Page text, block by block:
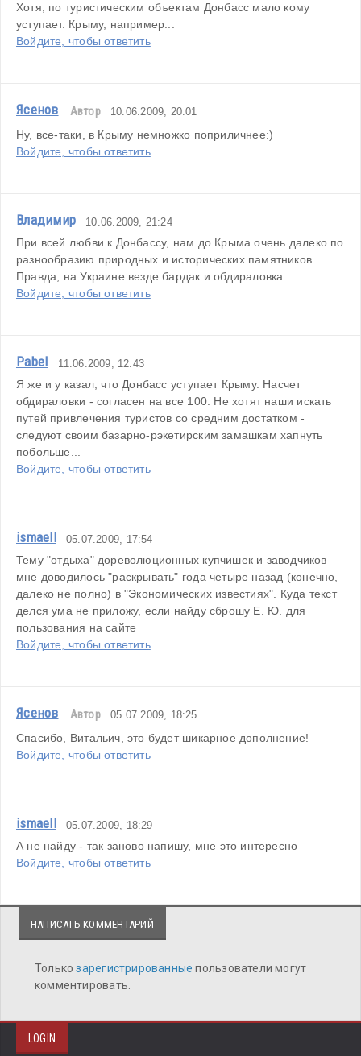
Хотя, по туристическим объектам Донбасс мало кому
уступает. Крыму, например...
Войдите, чтобы ответить
Ясенов Автор 10.06.2009, 20:01
Ну, все-таки, в Крыму немножко поприличнее:)
Войдите, чтобы ответить
Владимир 10.06.2009, 21:24
При всей любви к Донбассу, нам до Крыма очень далеко по
разнообразию природных и исторических памятников.
Правда, на Украине везде бардак и обдираловка ...
Войдите, чтобы ответить
Pabel 11.06.2009, 12:43
Я же и у казал, что Донбасс уступает Крыму. Насчет
обдираловки - согласен на все 100. Не хотят наши искать
путей привлечения туристов со средним достатком -
следуют своим базарно-рэкетирским замашкам хапнуть
побольше...
Войдите, чтобы ответить
ismaell 05.07.2009, 17:54
Тему "отдыха" дореволюционных купчишек и заводчиков
мне доводилось "раскрывать" года четыре назад (конечно,
далеко не полно) в "Экономических известиях". Куда текст
делся ума не приложу, если найду сброшу Е. Ю. для
пользования на сайте
Войдите, чтобы ответить
Ясенов Автор 05.07.2009, 18:25
Спасибо, Витальич, это будет шикарное дополнение!
Войдите, чтобы ответить
ismaell 05.07.2009, 18:29
А не найду - так заново напишу, мне это интересно
Войдите, чтобы ответить
НАПИСАТЬ КОММЕНТАРИЙ
Толькозарегистрированныепользователи могут
комментировать.
LOGIN